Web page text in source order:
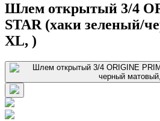
Шлем открытый 3/4
STAR (хаки зеленый/
XL, )